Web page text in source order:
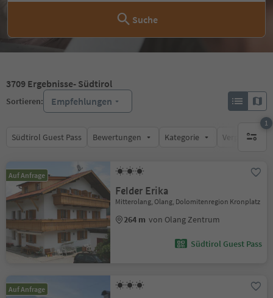
Suche
3709 Ergebnisse- Südtirol
Sortieren: Empfehlungen
Südtirol Guest Pass Bewertungen Kategorie
1
1
Auf Anfrage
Felder Erika
Mitterolang, Olang, Dolomitenregion Kronplatz
264 m von Olang Zentrum
Südtirol Guest Pass
Auf Anfrage